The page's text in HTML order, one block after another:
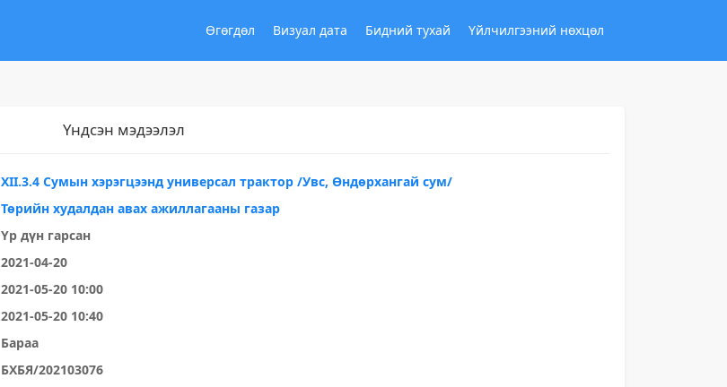
Өгөгдөл Визуал дата Бидний тухай Үйлчилгээний нөхцөл
Үндсэн мэдээлэл
XII.3.4 Сумын хэрэгцээнд универсал трактор /Увс, Өндөрхангай сум/
Төрийн худалдан авах ажиллагааны газар
Үр дүн гарсан
2021-04-20
2021-05-20 10:00
2021-05-20 10:40
Бараа
БХБЯ/202103076